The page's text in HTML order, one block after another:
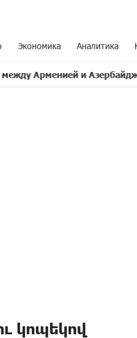
Экономика Аналитика
и Азербайджаном близко
կոպեկով